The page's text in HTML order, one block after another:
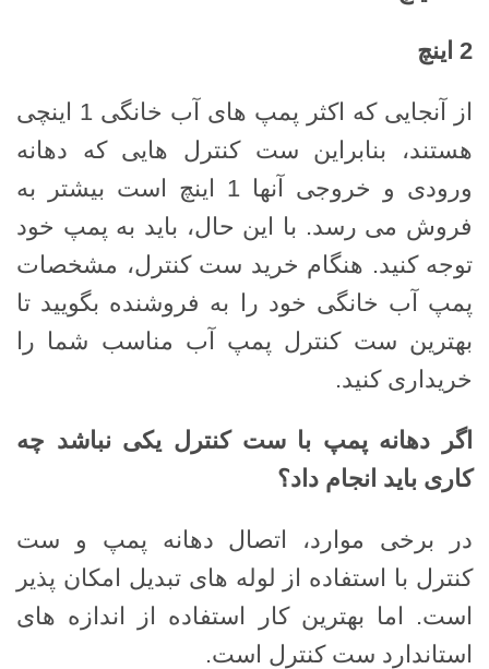
2 اینچ
از آنجایی که اکثر پمپ های آب خانگی 1 اینچی
هستند، بنابراین ست کنترل هایی که دهانه
ورودی و خروجی آنها 1 اینچ است بیشتر به
فروش می رسد. با این حال، باید به پمپ خود
توجه کنید. هنگام خرید ست کنترل، مشخصات
پمپ آب خانگی خود را به فروشنده بگویید تا
بهترین ست کنترل پمپ آب مناسب شما را
خریداری کنید.
اگر دهانه پمپ با ست کنترل یکی نباشد چه
کاری باید انجام داد؟
در برخی موارد، اتصال دهانه پمپ و ست
کنترل با استفاده از لوله های تبدیل امکان پذیر
است. اما بهترین کار استفاده از اندازه های
استاندارد ست کنترل است.